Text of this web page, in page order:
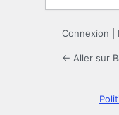
Connexion
← Aller sur